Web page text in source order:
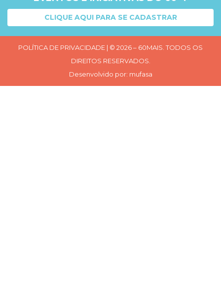
CLIQUE AQUI PARA SE CADASTRAR
POLÍTICA DE PRIVACIDADE | © 2026 – 60MAIS. TODOS OS
DIREITOS RESERVADOS.
Desenvolvido por: mufasa